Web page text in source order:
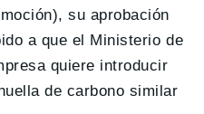
su aprobación
a que el Ministerio de
quiere introducir
de carbono similar